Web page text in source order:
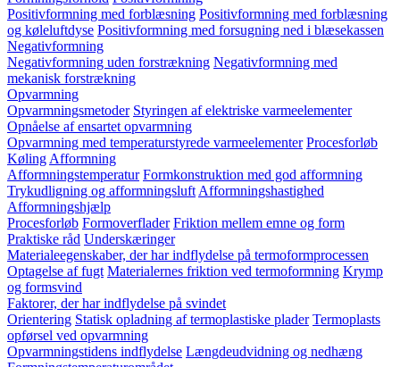
Positivformning med forblæsning Positivformning med forblæsning
og køleluftdyse Positivformning med forsugning ned i blæsekassen
Negativformning
Negativformning uden forstrækning Negativformning med
mekanisk forstrækning
Opvarmning
Opvarmningsmetoder Styringen af elektriske varmeelementer
Opnåelse af ensartet opvarmning
Opvarmning med temperaturstyrede varmeelementer Procesforløb
Køling Afformning
Afformningstemperatur Formkonstruktion med god afformning
Trykudligning og afformningsluft Afformningshastighed
Afformningshjælp
Procesforløb Formoverflader Friktion mellem emne og form
Praktiske råd Underskæringer
Materialeegenskaber, der har indflydelse på termoformprocessen
Optagelse af fugt Materialernes friktion ved termoformning Krymp
og formsvind
Faktorer, der har indflydelse på svindet
Orientering Statisk opladning af termoplastiske plader Termoplasts
opførsel ved opvarmning
Opvarmningstidens indflydelse Længdeudvidning og nedhæng